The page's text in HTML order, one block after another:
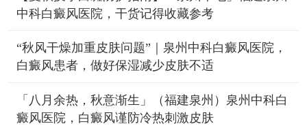
中科白癜风医院，干货记得收藏参考
“秋风干燥加重皮肤问题”｜泉州中科白癜风医院，
白癜风患者，做好保湿减少皮肤不适
「八月余热，秋意渐生」（福建泉州）泉州中科白
癜风医院，白癜风谨防冷热刺激皮肤